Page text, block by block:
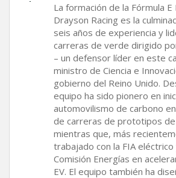
La formación de la Fórmula E
Drayson Racing es la
seis años de experiencia y
carreras de verde dirigido
– un defensor líder en este
ministro de Ciencia e
gobierno del Reino Unido.
equipo ha sido pionero en
automovilismo de carbono
de carreras de prototipos
mientras que, más
trabajado con la FIA eléctrico
Comisión Energías en
EV. El equipo también ha